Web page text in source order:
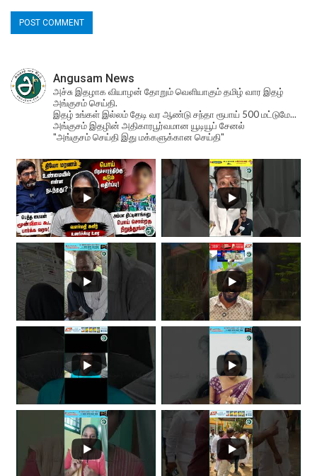
Angusam News
அச்சு இதழாக வியாழன் தோறும் வெளியாகும் தமிழ் வார இதழ்
அங்குசம் செய்தி.
இதழ் உங்கள் இல்லம் தேடி வர ஆண்டு சந்தா ரூபாய் 500 மட்டுமே...
அங்குசம் இதழின் அதிகாரபூர்வமான யூடியூப் சேனல்
"அங்குசம் செய்தி இது மக்களுக்கான செய்தி"